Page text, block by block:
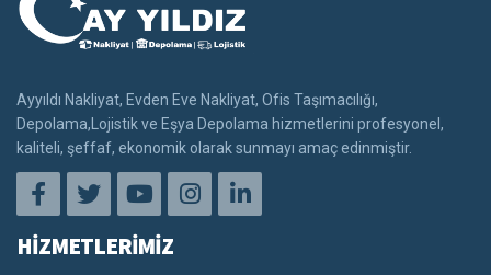
Ayyıldı Nakliyat, Evden Eve Nakliyat, Ofis Taşımacılığı,
Depolama,Lojistik ve Eşya Depolama hizmetlerini profesyonel,
kaliteli, şeffaf, ekonomik olarak sunmayı amaç edinmiştir.
HİZMETLERİMİZ